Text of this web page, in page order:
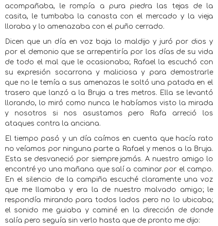
acompañaba, le rompía a pura piedra las tejas de la
casita, le tumbaba la canasta con el mercado y la vieja
lloraba y lo amenazaba con el puño cerrado.
Dicen que un día en voz baja lo maldijo y juró por dios y
por el demonio que se arrepentiría por los días de su vida
de todo el mal que le ocasionaba; Rafael la escuchó con
su expresión socarrona y maliciosa y para demostrarle
que no le temía a sus amenazas le soltó una patada en el
trasero que lanzó a la Bruja a tres metros. Ella se levantó
llorando, lo miró como nunca le habíamos visto la mirada
y nosotros si nos asustamos pero Rafa arreció los
ataques contra la anciana.
El tiempo pasó y un día caímos en cuenta que hacía rato
no veíamos por ninguna parte a Rafael y menos a la Bruja.
Esta se desvaneció por siempre jamás. A nuestro amigo lo
encontré yo una mañana que salí a caminar por el campo.
En el silencio de la campiña escuché claramente una voz
que me llamaba y era la de nuestro malvado amigo; le
respondía mirando para todos lados pero no lo ubicaba;
el sonido me guiaba y caminé en la dirección de donde
salía pero seguía sin verlo hasta que de pronto me dijo: